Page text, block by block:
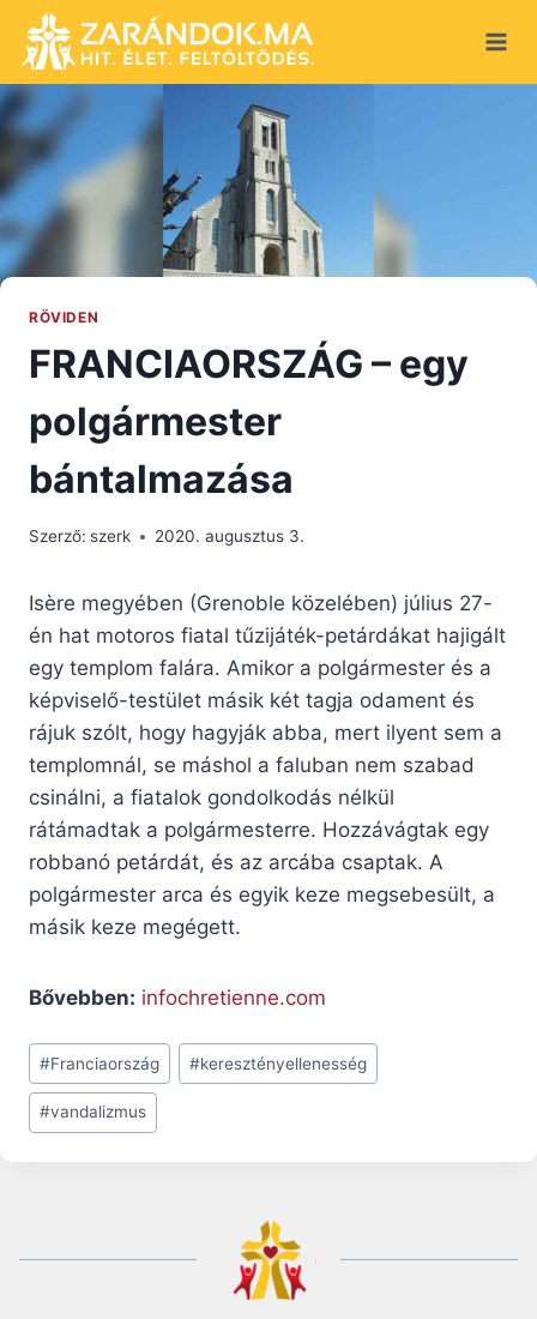
content
RÖVIDEN
FRANCIAORSZÁG – egy
polgármester
bántalmazása
Szerző: szerk 2020. augusztus 3.
Isère megyében (Grenoble közelében) július 27-
én hat motoros fiatal tűzijáték-petárdákat hajigált
egy templom falára. Amikor a polgármester és a
képviselő-testület másik két tagja odament és
rájuk szólt, hogy hagyják abba, mert ilyent sem a
templomnál, se máshol a faluban nem szabad
csinálni, a fiatalok gondolkodás nélkül
rátámadtak a polgármesterre. Hozzávágtak egy
robbanó petárdát, és az arcába csaptak. A
polgármester arca és egyik keze megsebesült, a
másik keze megégett.
Bővebben: infochretienne.com
Post
Tags:
#Franciaország #keresztényellenesség
#vandalizmus